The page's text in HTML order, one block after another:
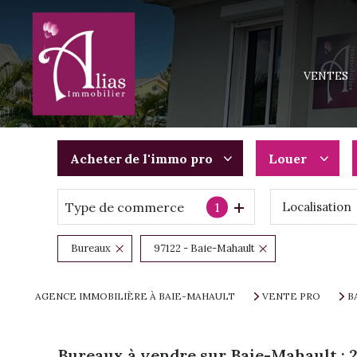
VENTES
TERRAINS
Acheter de l'immo pro
De l'ancien
Du neuf
De l'immo pro
Louer
à l'année
Type de commerce 1 Localisation
Bureaux 97122 - Baie-Mahault
AGENCE IMMOBILIÈRE À BAIE-MAHAULT VENTE PRO